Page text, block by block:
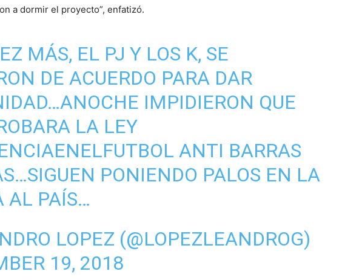
a dormir el proyecto”, enfatizó.
MÁS, EL PJ Y LOS K, SE
DE ACUERDO PARA DAR
IMPIDIERON QUE
LA LEY
ANTI BARRAS
PONIENDO PALOS EN LA
AL PAÍS…
LOPEZ (@LOPEZLEANDROG)
19, 2018